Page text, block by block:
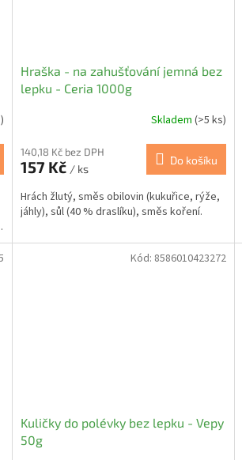
Hraška - na zahušťování jemná bez
lepku - Ceria 1000g
Skladem (>5 ks)
140,18 Kč bez DPH
157 Kč / ks
Do košíku
Hrách žlutý, směs obilovin (kukuřice, rýže,
jáhly), sůl (40 % draslíku), směs koření.
Kuličky do polévky bez lepku - Vepy
50g
Kód: 8586010423272